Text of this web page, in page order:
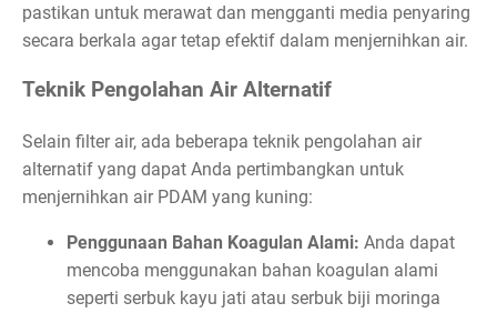
pastikan untuk merawat dan mengganti media penyaring
secara berkala agar tetap efektif dalam menjernihkan air.
Teknik Pengolahan Air Alternatif
Selain filter air, ada beberapa teknik pengolahan air
alternatif yang dapat Anda pertimbangkan untuk
menjernihkan air PDAM yang kuning:
Penggunaan Bahan Koagulan Alami: Anda dapat
mencoba menggunakan bahan koagulan alami
seperti serbuk kayu jati atau serbuk biji moringa